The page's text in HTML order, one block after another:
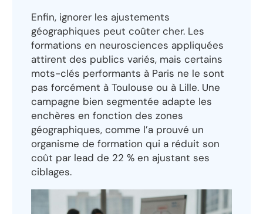
Enfin, ignorer les ajustements
géographiques peut coûter cher. Les
formations en neurosciences appliquées
attirent des publics variés, mais certains
mots-clés performants à Paris ne le sont
pas forcément à Toulouse ou à Lille. Une
campagne bien segmentée adapte les
enchères en fonction des zones
géographiques, comme l’a prouvé un
organisme de formation qui a réduit son
coût par lead de 22 % en ajustant ses
ciblages.